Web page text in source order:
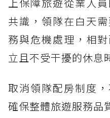
共識，領隊在白天
務與危機處理，相
立且不受干擾的休息
取消領隊配房制度
確保整體旅遊服務品